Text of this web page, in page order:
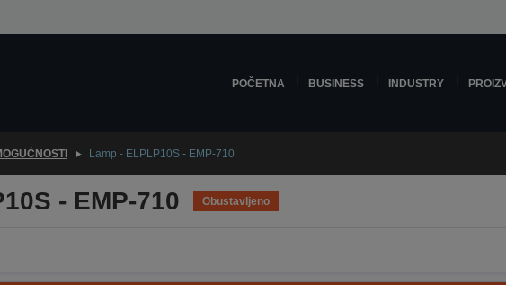
POČETNA BUSINESS INDUSTRY
Lamp - ELPLP10S - EMP-710
- EMP-710 Obustavljeno